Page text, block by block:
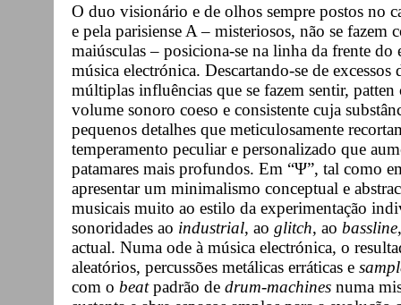
O duo visionário e de olhos sempre postos
e pela parisiense A – misteriosos, não se fazem
maiúsculas – posiciona-se na linha da frente
música electrónica. Descartando-se de excessos
múltiplas influências que se fazem sentir,
volume sonoro coeso e consistente cuja
pequenos detalhes que meticulosamente
temperamento peculiar e personalizado que
patamares mais profundos. Em “Ψ”, tal como
apresentar um minimalismo conceptual e
musicais muito ao estilo da experimentação
sonoridades ao industrial, ao glitch, ao bassline
actual. Numa ode à música electrónica, o
aleatórios, percussões metálicas erráticas e
com o beatpadrão de drum-machines numa